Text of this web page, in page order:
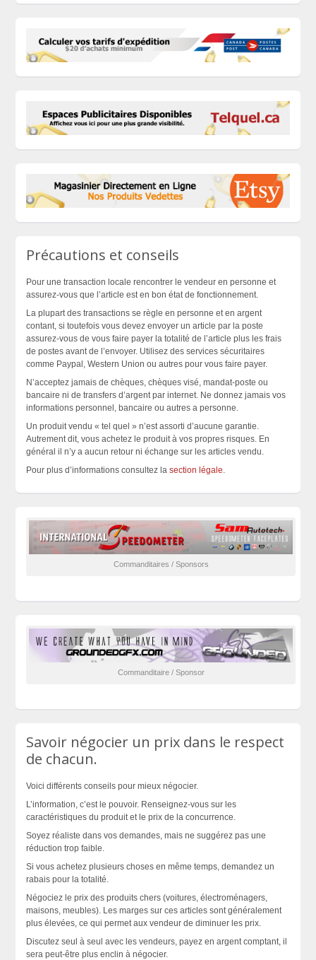
Précautions et conseils
Pour une transaction locale rencontrer le vendeur en personne et
assurez-vous que l’article est en bon état de fonctionnement.
La plupart des transactions se règle en personne et en argent
contant, si toutefois vous devez envoyer un article par la poste
assurez-vous de vous faire payer la totalité de l’article plus les frais
de postes avant de l’envoyer. Utilisez des services sécuritaires
comme Paypal, Western Union ou autres pour vous faire payer.
N’acceptez jamais de chèques, chèques visé, mandat-poste ou
bancaire ni de transfers d’argent par internet. Ne donnez jamais vos
informations personnel, bancaire ou autres a personne.
Un produit vendu « tel quel » n’est assorti d’aucune garantie.
Autrement dit, vous achetez le produit à vos propres risques. En
général il n’y a aucun retour ni échange sur les articles vendu.
Pour plus d’informations consultez lasection légale.
Commanditaires / Sponsors
Commanditaire / Sponsor
Savoir négocier un prix dans le respect
de chacun.
Voici différents conseils pour mieux négocier.
L’information, c’est le pouvoir. Renseignez-vous sur les
caractéristiques du produit et le prix de la concurrence.
Soyez réaliste dans vos demandes, mais ne suggérez pas une
réduction trop faible.
Si vous achetez plusieurs choses en même temps, demandez un
rabais pour la totalité.
Négociez le prix des produits chers (voitures, électroménagers,
maisons, meubles). Les marges sur ces articles sont généralement
plus élevées, ce qui permet aux vendeur de diminuer les prix.
Discutez seul à seul avec les vendeurs, payez en argent comptant, il
sera peut-être plus enclin à négocier.